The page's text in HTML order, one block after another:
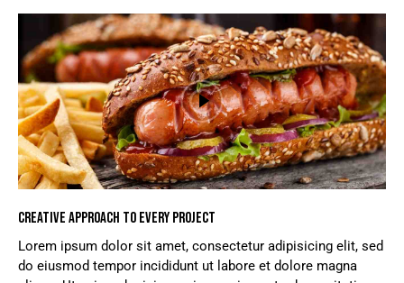
CREATIVE APPROACH TO EVERY PROJECT
Lorem ipsum dolor sit amet, consectetur adipisicing elit, sed
do eiusmod tempor incididunt ut labore et dolore magna